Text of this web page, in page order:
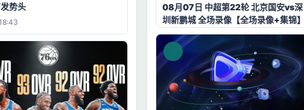
势头
08月07日 中超第22轮 北京国安vs深
圳新鹏城 全场录像【全场录像+集锦】